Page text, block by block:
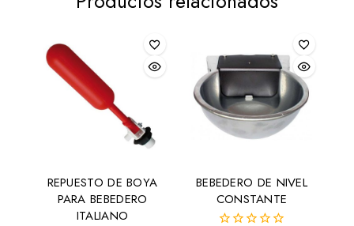
REPUESTO DE BOYA
PARA BEBEDERO
ITALIANO
BEBEDERO DE NIVEL
CONSTANTE